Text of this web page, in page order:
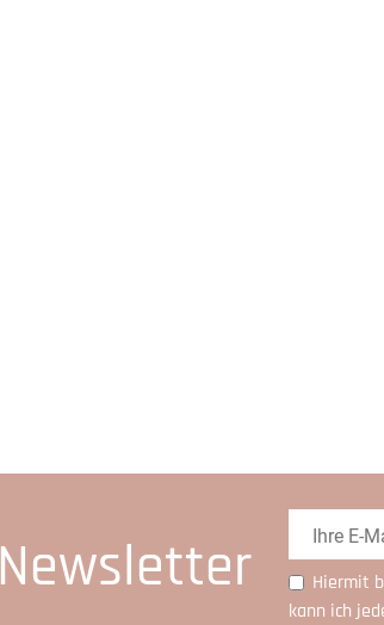
Newsletter Hiermit
kann ich